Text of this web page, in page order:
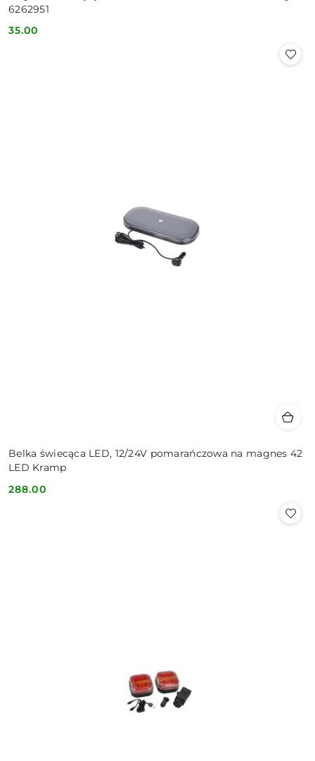
6262951
Cena:
35.00
Belka świecąca LED, 12/24V pomarańczowa na magnes 42
LED Kramp
Cena:
288.00